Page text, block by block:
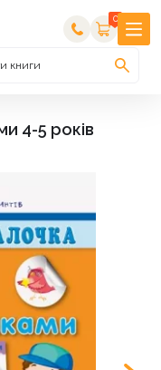
0
книги
4-5 років